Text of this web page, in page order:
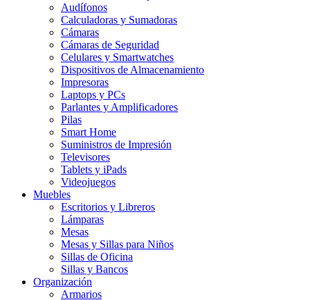
Audífonos
Calculadoras y Sumadoras
Cámaras
Cámaras de Seguridad
Celulares y Smartwatches
Dispositivos de Almacenamiento
Impresoras
Laptops y PCs
Parlantes y Amplificadores
Pilas
Smart Home
Suministros de Impresión
Televisores
Tablets y iPads
Videojuegos
Muebles
Escritorios y Libreros
Lámparas
Mesas
Mesas y Sillas para Niños
Sillas de Oficina
Sillas y Bancos
Organización
Armarios